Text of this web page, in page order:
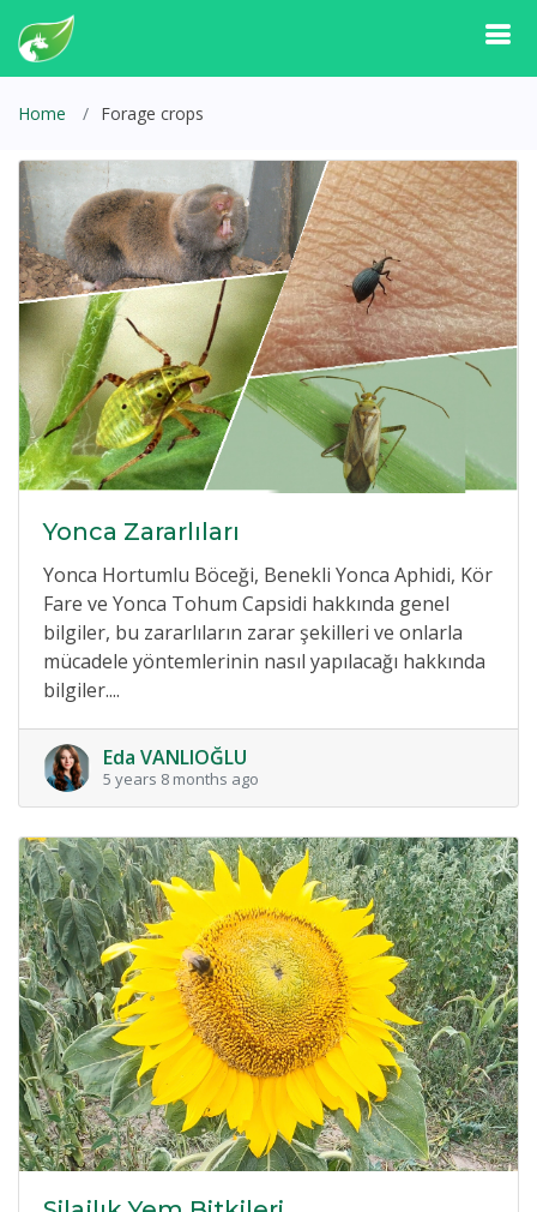
Home Forage crops
Yonca Zararlıları
Yonca Hortumlu Böceği, Benekli Yonca Aphidi, Kör
Fare ve Yonca Tohum Capsidi hakkında genel
bilgiler, bu zararlıların zarar şekilleri ve onlarla
mücadele yöntemlerinin nasıl yapılacağı hakkında
bilgiler....
Eda VANLIOĞLU
5 years 8 months ago